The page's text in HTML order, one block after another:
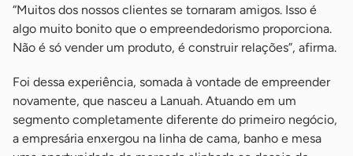
“Muitos dos nossos clientes se tornaram amigos. Isso é
algo muito bonito que o empreendedorismo proporciona.
Não é só vender um produto, é construir relações”, afirma.
Foi dessa experiência, somada à vontade de empreender
novamente, que nasceu a Lanuah. Atuando em um
segmento completamente diferente do primeiro negócio,
a empresária enxergou na linha de cama, banho e mesa